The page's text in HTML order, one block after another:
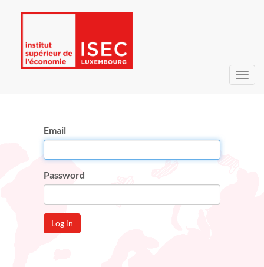
Email
Password
Log in